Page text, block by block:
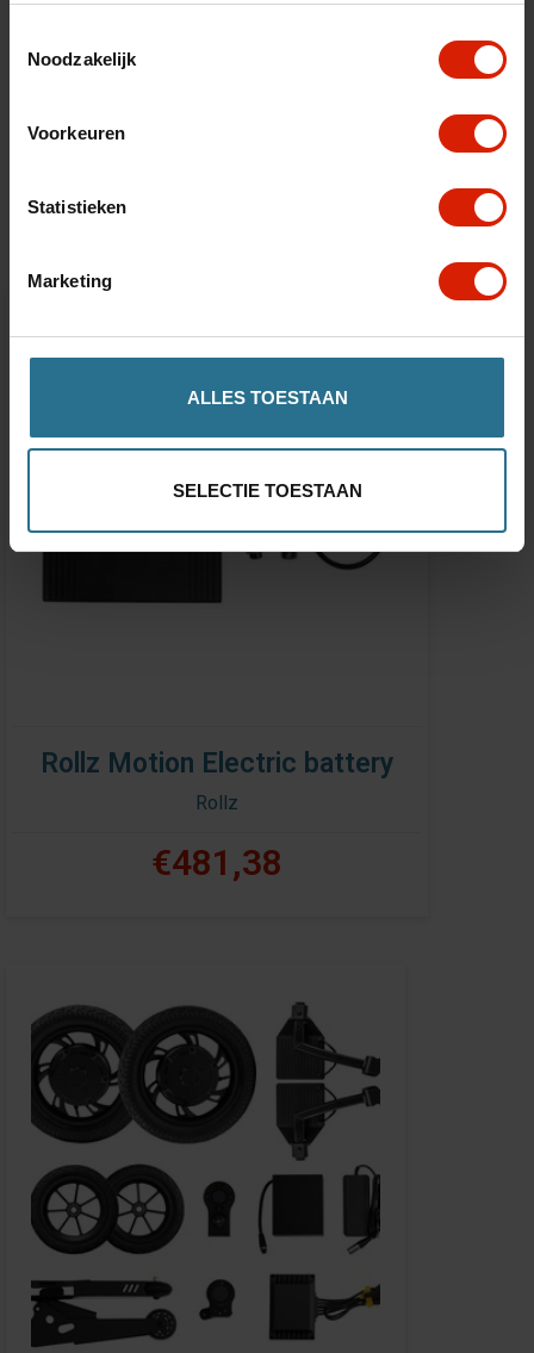
Noodzakelijk
Voorkeuren
Statistieken
Marketing
ALLES TOESTAAN
SELECTIE TOESTAAN
Rollz Motion Electric battery
Rollz
€481,38